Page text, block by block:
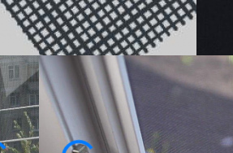
гарантии
производство
доставка и монтаж